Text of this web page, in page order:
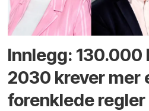
Innlegg: 130.000
2030 krever mer
forenklede regler